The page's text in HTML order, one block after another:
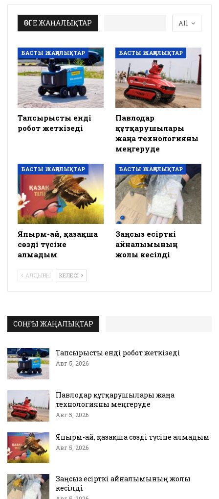
All
ӨЗГЕ ЖАҢАЛЫҚТАР
БАСТЫ ЖАҢАЛЫҚТАР
Тапсырысты енді
робот жеткізеді
БАСТЫ ЖАҢАЛЫҚТАР
Павлодар
құтқарушылары
жаңа технологияны
меңгеруде
БАСТЫ ЖАҢАЛЫҚТАР
Япырм-ай, қазақша
сөзді түсіне
алмадым
БАСТЫ ЖАҢАЛЫҚТАР
Заңсыз есірткі
айналымының
жолы кесілді
АЛДЫҢҒЫ КЕЛЕСІ
СОҢҒЫ ЖАҢАЛЫҚТАР
Тапсырысты енді робот жеткізеді
Авг 5, 2026
Павлодар құтқарушылары жаңа
технологияны меңгеруде
Авг 5, 2026
Япырм-ай, қазақша сөзді түсіне алмадым
Авг 5, 2026
Заңсыз есірткі айналымының жолы
кесілді